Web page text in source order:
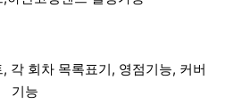
각 회차 목록표기, 영점기능, 커버
기능